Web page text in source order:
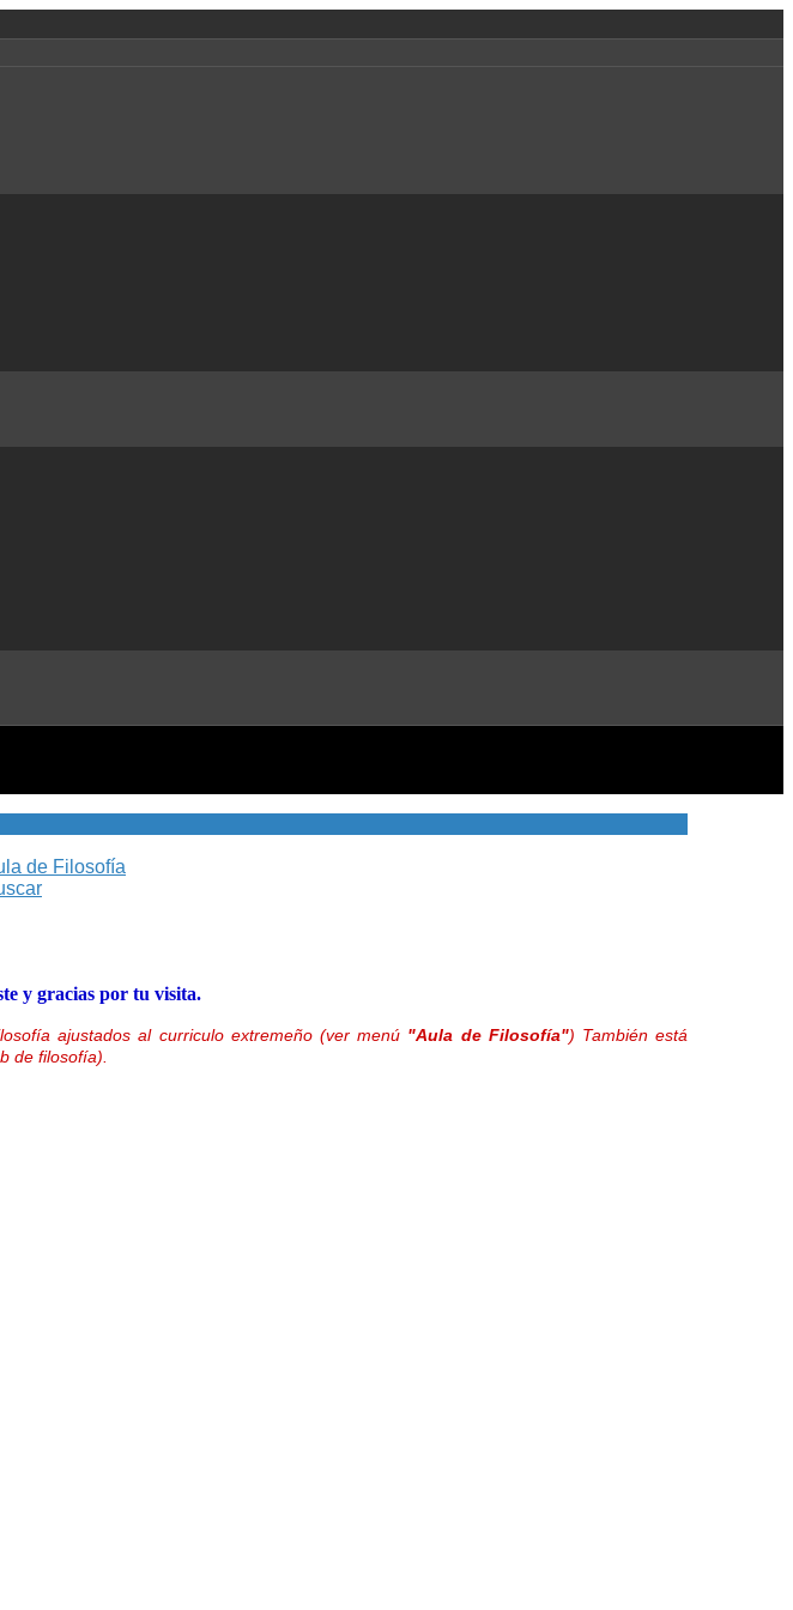
de Filosofía
y gracias por tu visita.
ajustados al curriculo extremeño (ver menú "Aula de Filosofía") También está
de filosofía).